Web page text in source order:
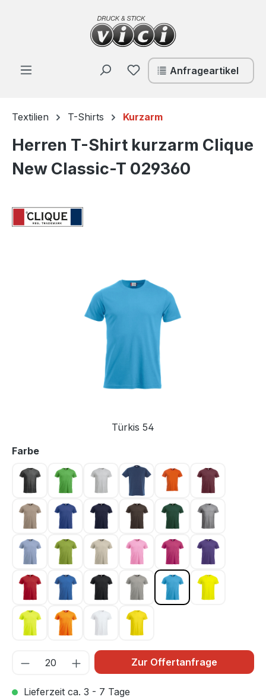
Zum Hauptinhalt springen
Du hast 0 Produkte auf
Anfrageartikel
Textilien T-Shirts Kurzarm
Herren T-Shirt kurzarm Clique
New Classic-T 029360
Türkis 54
Farbeauswählen
Anthrazit meliert 955
Apfelgrün 605
Asche 92 Blau 565 Blutorange 18Bordeaux 38
Caffe Latte 820Dunkel Blau 56Dunkel Marine 580
Dunkelmocca 825
Flaschengrün 68
Graumeliert
Hellblau 57Hellgrün 67Hellkhaki 815Hellpink 250Kirsche 300Lila 44
Rot 35 Royal Blau 55Schwarz 99Silber 94Türkis 54 Warnschutz
Warnschutz Grün 600
Warnschutz Orange 170
Weiss 00Zitrone 10
Zur Offertanfrage
Lieferzeit ca. 3 - 7 Tage